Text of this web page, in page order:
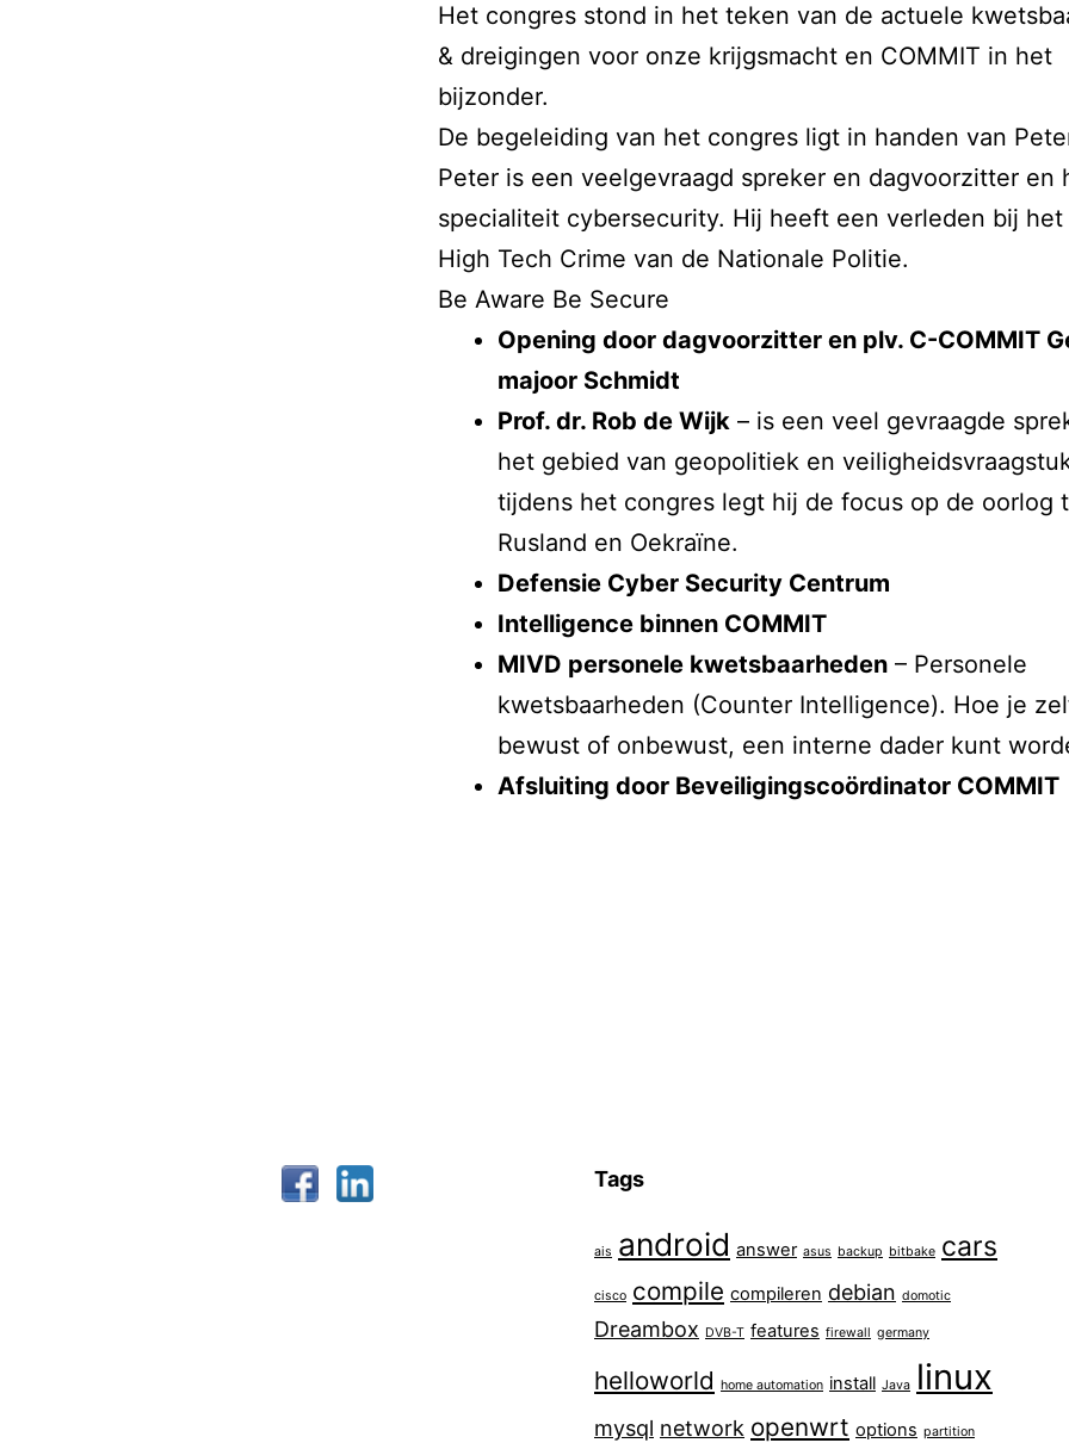
Het congres stond in het teken van de actuele
& dreigingen voor onze krijgsmacht en COMMIT in het
bijzonder.
De begeleiding van het congres ligt in handen van
Peter is een veelgevraagd spreker en dagvoorzitter en
specialiteit cybersecurity. Hij heeft een verleden bij het
High Tech Crime van de Nationale Politie.
Be Aware Be Secure
Opening door dagvoorzitter en plv. C-COMMIT
majoor Schmidt
Prof. dr. Rob de Wijk – is een veel gevraagde
het gebied van geopolitiek en
tijdens het congres legt hij de focus op de oorlog
Rusland en Oekraïne.
Defensie Cyber Security Centrum
Intelligence binnen COMMIT
MIVD personele kwetsbaarheden – Personele
kwetsbaarheden (Counter Intelligence). Hoe je
bewust of onbewust, een interne dader kunt
Afsluiting door Beveiligingscoördinator COMMIT
Tags
ais android answer asus backup bitbake cars
cisco compile compileren debian domotic
Dreambox DVB-T features firewall germany
helloworld home automation install Java linux
mysql network openwrt options partition